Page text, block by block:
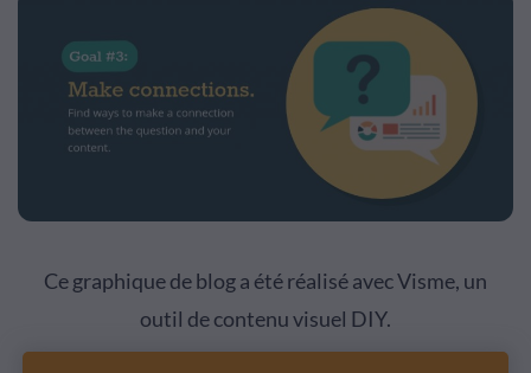
Ce graphique de blog a été réalisé avec Visme, un
outil de contenu visuel DIY.